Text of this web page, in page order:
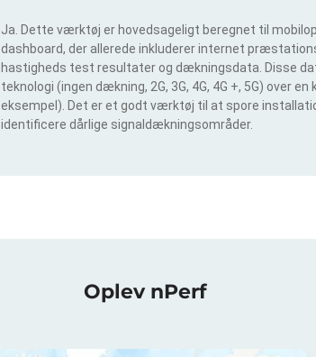
Ja. Dette værktøj er hovedsageligt beregnet til
dashboard, der allerede inkluderer internet
hastigheds test resultater og dækningsdata. Disse
teknologi (ingen dækning, 2G, 3G, 4G, 4G +, 5G) over
eksempel). Det er et godt værktøj til at spore
identificere dårlige signaldækningsområder.
Oplev nPerf